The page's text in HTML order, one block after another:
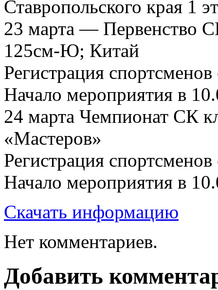
Ставропольского края 1
23 марта — Первенство
125см-Ю; Китай
Регистрация
Начало мероприятия в
24 марта Чемпионат СК
«Мастеров»
Регистрация
Начало мероприятия в
Скачать информацию
Нет комментариев.
Добавить